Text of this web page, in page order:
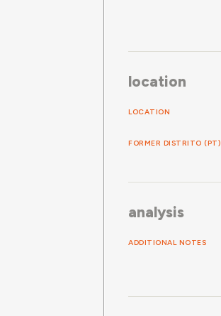
location
LOCATION
FORMER DISTRITO (PT)
analysis
ADDITIONAL NOTES